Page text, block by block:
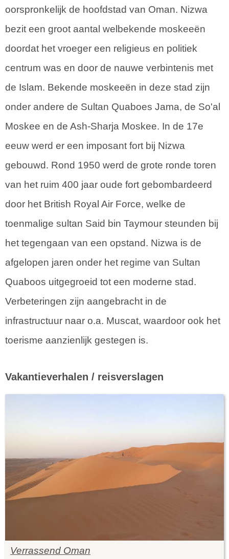
oorspronkelijk de hoofdstad van Oman. Nizwa
bezit een groot aantal welbekende moskeeën
doordat het vroeger een religieus en politiek
centrum was en door de nauwe verbintenis met
de Islam. Bekende moskeeën in deze stad zijn
onder andere de Sultan Quaboes Jama, de So'al
Moskee en de Ash-Sharja Moskee. In de 17e
eeuw werd er een imposant fort bij Nizwa
gebouwd. Rond 1950 werd de grote ronde toren
van het ruim 400 jaar oude fort gebombardeerd
door het British Royal Air Force, welke de
toenmalige sultan Said bin Taymour steunden bij
het tegengaan van een opstand. Nizwa is de
afgelopen jaren onder het regime van Sultan
Quaboos uitgegroeid tot een moderne stad.
Verbeteringen zijn aangebracht in de
infrastructuur naar o.a. Muscat, waardoor ook het
toerisme aanzienlijk gestegen is.
Vakantieverhalen / reisverslagen
Verrassend Oman